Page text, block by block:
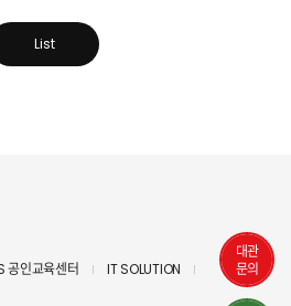
List
대관
문의
공인교육센터
IT SOLUTION